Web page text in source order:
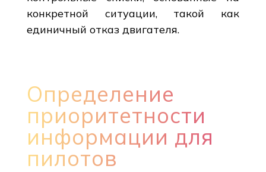
конкретной ситуации, такой как
единичный отказ двигателя.
Определение
приоритетности
информации для
пилотов